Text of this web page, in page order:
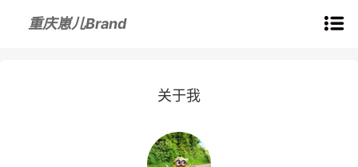
重庆崽儿Brand
关于我